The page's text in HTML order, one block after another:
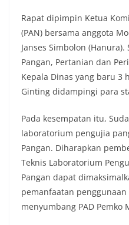
kemerdekaan,”
berdialog dengan
agar warga
akan dikibarkan,
keadaan bersih,
dikibarkan
negara.‎‎‎Selain
bendera, kegiatan
warning) guna
keamanan dan
(Kamtibmas) di
Melalui interaksi
Bhabinkamtibmas
awal terkait situasi
maupun hal-hal
kondusivitas
Rapat dipimpin Ketua
(PAN) bersama anggota
Janses Simbolon
Pangan, Pertanian dan
Kepala Dinas yang baru 3
Ginting didampingi para
Pada kesempatan itu,
laboratorium pengujia
Pangan. Diharapkan
Teknis Laboratorium
Pangan dapat
pemanfaatan
menyumbang PAD Pemko